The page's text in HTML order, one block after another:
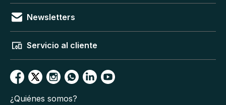
Newsletters
Servicio al cliente
¿Quiénes somos?